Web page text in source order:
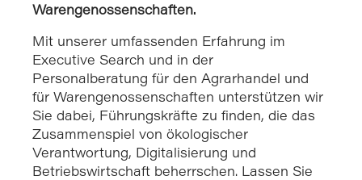
Warengenossenschaften.
Mit unserer umfassenden Erfahrung im
Executive Search und in der
Personalberatung für den Agrarhandel und
für Warengenossenschaften unterstützen wir
Sie dabei, Führungskräfte zu finden, die das
Zusammenspiel von ökologischer
Verantwortung, Digitalisierung und
Betriebswirtschaft beherrschen. Lassen Sie